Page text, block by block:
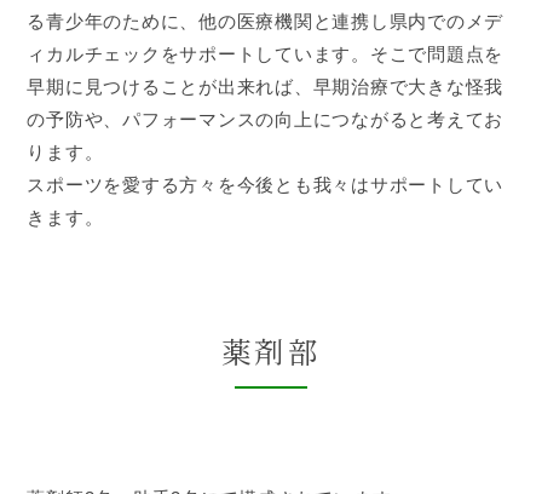
る青少年のために、他の医療機関と連携し県内でのメデ
ィカルチェックをサポートしています。そこで問題点を
早期に見つけることが出来れば、早期治療で大きな怪我
の予防や、パフォーマンスの向上につながると考えてお
ります。
スポーツを愛する方々を今後とも我々はサポートしてい
きます。
薬剤部